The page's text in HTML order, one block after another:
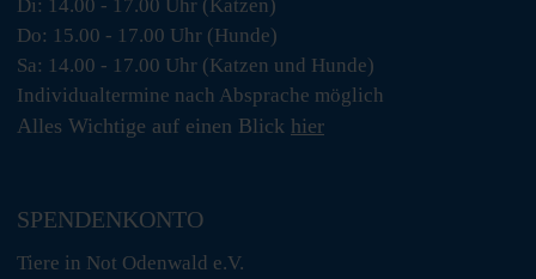
Di: 14.00 - 17.00 Uhr (Katzen)
Do: 15.00 - 17.00 Uhr (Hunde)
Sa: 14.00 - 17.00 Uhr (Katzen und Hunde)
Individualtermine nach Absprache möglich
Alles Wichtige auf einen Blick hier
SPENDENKONTO
Tiere in Not Odenwald e.V.